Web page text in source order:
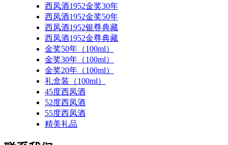
西凤酒1952金奖30年
西凤酒1952金奖50年
西凤酒1952银尊典藏
西凤酒1952金尊典藏
金奖50年（100ml）
金奖30年（100ml）
金奖20年（100ml）
礼盒装（100ml）
45度西凤酒
52度西凤酒
55度西凤酒
精美礼品